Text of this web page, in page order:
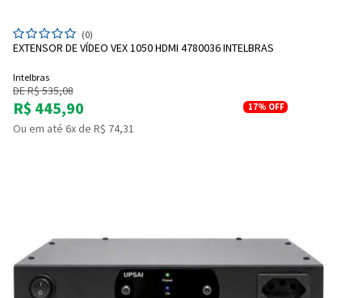
(0)
EXTENSOR DE VÍDEO VEX 1050 HDMI 4780036 INTELBRAS
Intelbras
DE R$ 535,08
R$ 445,90 17% OFF
Ou em até 6x de R$ 74,31